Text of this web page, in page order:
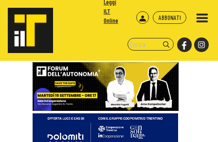
ABBONATI
Leggi
ILT
Online